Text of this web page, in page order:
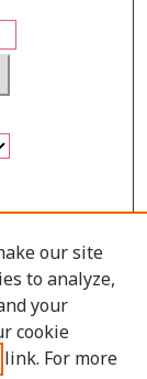
our site
to analyze,
your
cookie
link. For more